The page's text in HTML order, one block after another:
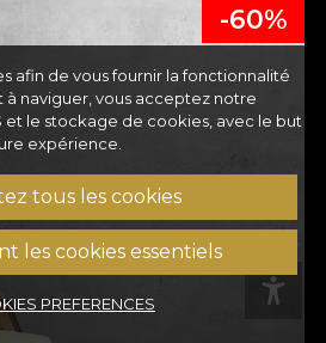
-60%
afin de vous fournir la fonctionnalité
à naviguer, vous acceptez notre
et le stockage de cookies, avec le but
expérience.
tous les cookies
les cookies essentiels
PREFERENCES